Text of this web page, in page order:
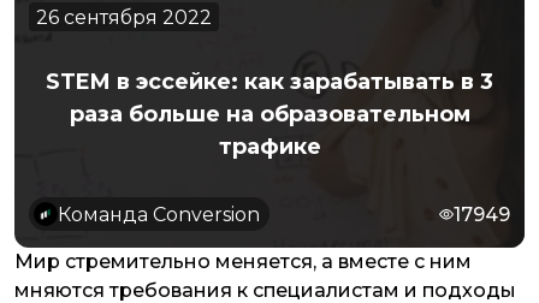
26 сентября 2022
STEM в эссейке: как зарабатывать в 3
раза больше на образовательном
трафике
Команда Conversion 17949
Мир стремительно меняется, а вместе с ним
мняются требования к специалистам и подходы